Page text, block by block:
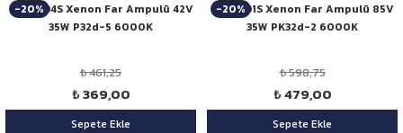
-20%
Niken D4S Xenon Far Ampulü 42V
35W P32d-5 6000K
₺ 461,25
₺ 369,00
Sepete Ekle
-20%
Niken D1S Xenon Far Ampulü 85V
35W PK32d-2 6000K
₺ 598,75
₺ 479,00
Sepete Ekle